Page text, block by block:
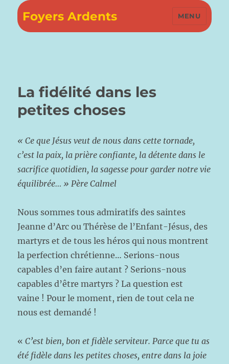
Foyers Ardents MENU
La fidélité dans les
petites choses
« Ce que Jésus veut de nous dans cette tornade,
c’est la paix, la prière confiante, la détente dans le
sacrifice quotidien, la sagesse pour garder notre vie
équilibrée… » Père Calmel
Nous sommes tous admiratifs des saintes
Jeanne d’Arc ou Thérèse de l’Enfant-Jésus, des
martyrs et de tous les héros qui nous montrent
la perfection chrétienne… Serions-nous
capables d’en faire autant ? Serions-nous
capables d’être martyrs ? La question est
vaine ! Pour le moment, rien de tout cela ne
nous est demandé !
«C’est bien, bon et fidèle serviteur. Parce que tu as
été fidèle dans les petites choses, entre dans la joie